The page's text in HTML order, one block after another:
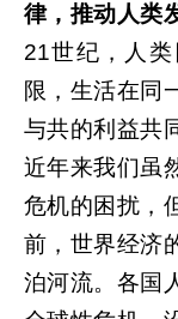
律，推动人类
21世纪，人
限，生活在同
与共的利益共
近年来我们虽
危机的困扰，
前，世界经济
泊河流。各国